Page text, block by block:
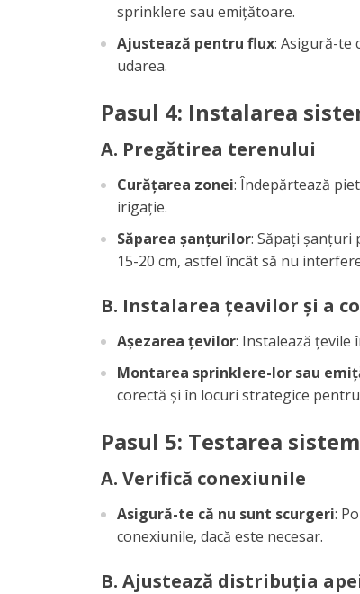
sprinklere sau emițătoare.
Ajustează pentru flux: Asigură-te
udarea.
Pasul 4: Instalarea
A. Pregătirea terenului
Curățarea zonei: Îndepărtează
irigație.
Săparea șanțurilor: Săpați șanțuri
15-20 cm, astfel încât să nu
B. Instalarea țeavilor și a
Așezarea țevilor: Instalează țevile
Montarea sprinklere-lor sau
corectă și în locuri strategice
Pasul 5: Testarea
A. Verifică conexiunile
Asigură-te că nu sunt scurgeri:
conexiunile, dacă este necesar.
B. Ajustează distribuția